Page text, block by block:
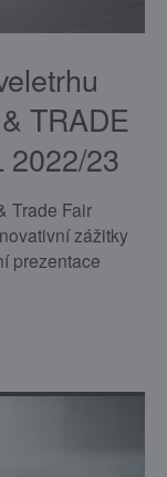
TRADE
2022/23
Trade Fair
zážitky
prezentace